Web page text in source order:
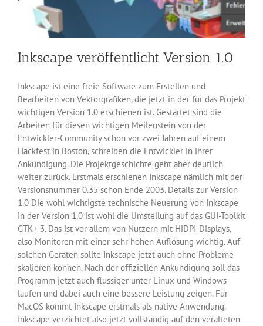
Inkscape veröffentlicht Version 1.0
Inkscape ist eine freie Software zum Erstellen und
Bearbeiten von Vektorgrafiken, die jetzt in der für das Projekt
wichtigen Version 1.0 erschienen ist. Gestartet sind die
Arbeiten für diesen wichtigen Meilenstein von der
Entwickler-Community schon vor zwei Jahren auf einem
Hackfest in Boston, schreiben die Entwickler in ihrer
Ankündigung. Die Projektgeschichte geht aber deutlich
weiter zurück. Erstmals erschienen Inkscape nämlich mit der
Versionsnummer 0.35 schon Ende 2003. Details zur Version
1.0 Die wohl wichtigste technische Neuerung von Inkscape
in der Version 1.0 ist wohl die Umstellung auf das GUI-Toolkit
GTK+ 3. Das ist vor allem von Nutzern mit HiDPI-Displays,
also Monitoren mit einer sehr hohen Auflösung wichtig. Auf
solchen Geräten sollte Inkscape jetzt auch ohne Probleme
skalieren können. Nach der offiziellen Ankündigung soll das
Programm jetzt auch flüssiger unter Linux und Windows
laufen und dabei auch eine bessere Leistung zeigen. Für
MacOS kommt Inkscape erstmals als native Anwendung.
Inkscape verzichtet also jetzt vollständig auf den veralteten